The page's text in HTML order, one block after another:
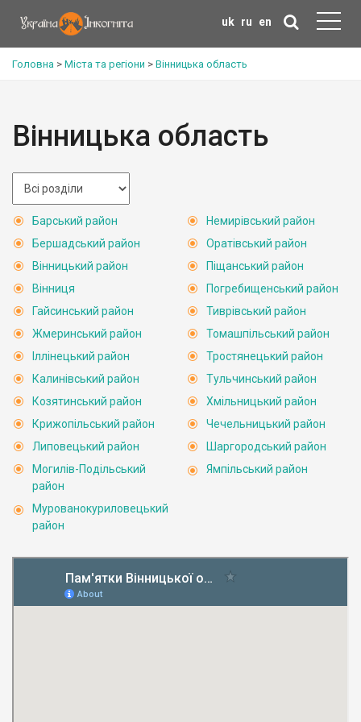
uk ru en
Головна > Міста та регіони > Вінницька область
Вінницька область
Барський район
Бершадський район
Вінницький район
Вінниця
Гайсинський район
Жмеринський район
Іллінецький район
Калинівський район
Козятинський район
Крижопільський район
Липовецький район
Могилів-Подільський
район
Мурованокуриловецький
район
Немирівський район
Оратівський район
Піщанський район
Погребищенський район
Тиврівський район
Томашпільський район
Тростянецький район
Тульчинський район
Хмільницький район
Чечельницький район
Шаргородський район
Ямпільський район